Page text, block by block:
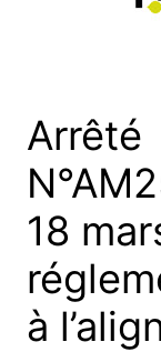
Arrêté
18
à